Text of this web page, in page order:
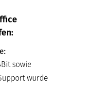
sowie
wurde